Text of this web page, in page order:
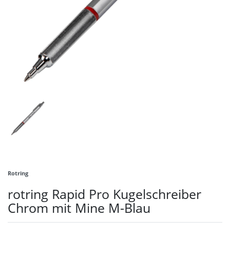
Rotring
rotring Rapid Pro Kugelschreiber
Chrom mit Mine M-Blau